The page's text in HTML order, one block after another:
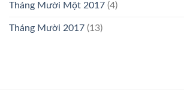
Tháng Mười Một 2017 (4)
Tháng Mười 2017 (13)